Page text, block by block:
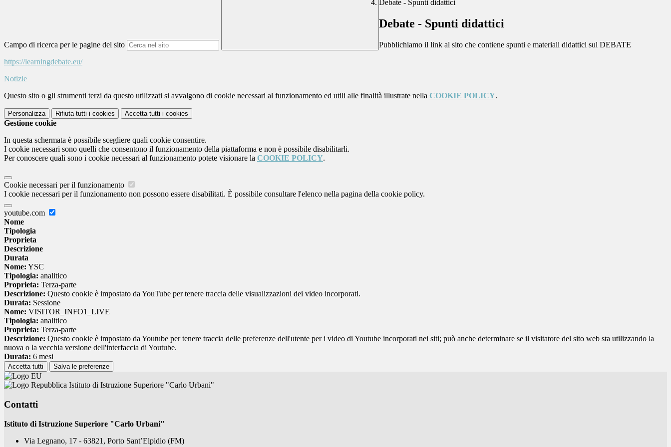
Campo di ricerca per le pagine del sito
Debate - Spunti didattici
Debate - Spunti didattici
Pubblichiamo il link al sito che contiene spunti e materiali didattici sul DEBATE
https://learningdebate.eu/
Notizie
Questo sito o gli strumenti terzi da questo utilizzati si avvalgono di cookie necessari al funzionamento ed utili alle finalità illustrate nella COOKIE POLICY.
Personalizza Rifiuta tutti i cookies Accetta tutti i cookies
Gestione cookie
In questa schermata è possibile scegliere quali cookie consentire.
I cookie necessari sono quelli che consentono il funzionamento della piattaforma e non è possibile disabilitarli.
Per conoscere quali sono i cookie necessari al funzionamento potete visionare la COOKIE POLICY.
Cookie necessari per il funzionamento
I cookie necessari per il funzionamento non possono essere disabilitati. È possibile consultare l'elenco nella pagina della cookie policy.
youtube.com
Nome
Tipologia
Proprieta
Descrizione
Durata
Nome: YSC
Tipologia: analitico
Proprieta: Terza-parte
Descrizione: Questo cookie è impostato da YouTube per tenere traccia delle visualizzazioni dei video incorporati.
Durata: Sessione
Nome: VISITOR_INFO1_LIVE
Tipologia: analitico
Proprieta: Terza-parte
Descrizione: Questo cookie è impostato da Youtube per tenere traccia delle preferenze dell'utente per i video di Youtube incorporati nei siti; può anche determinare se il visitatore del sito web sta utilizzando la
nuova o la vecchia versione dell'interfaccia di Youtube.
Durata: 6 mesi
Accetta tutti Salva le preferenze
Istituto di Istruzione Superiore "Carlo Urbani"
Contatti
Istituto di Istruzione Superiore "Carlo Urbani"
Via Legnano, 17 - 63821, Porto Sant’Elpidio (FM)